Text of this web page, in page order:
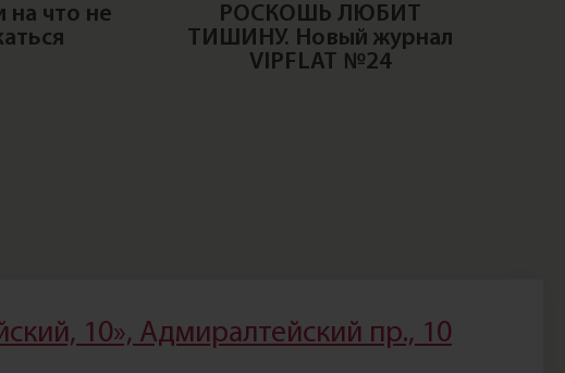
на что не
РОСКОШЬ ЛЮБИТ
ТИШИНУ. Новый журнал
VIPFLAT №24
10», Адмиралтейский пр., 10